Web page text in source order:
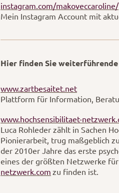
instagram.com/makoveccaroline/
Mein Instagram Account mit
Hier finden Sie
www.zartbesaitet.net
Plattform für Information,
www.hochsensibilitaet-
Luca Rohleder zählt in Sachen
Pionierarbeit, trug maßgeblich
der 2010er Jahre das erste
eines der größten Netzwerke
netzwerk.com zu finden ist.